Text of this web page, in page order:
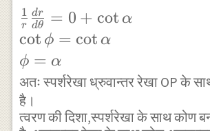
}\left( \cot
^{ 2 }{
\alpha } -1
\right) } \\
=\frac {
2\tan {
\alpha
} }\\
\log { r
} =\log
+\theta
\frac { 1
}{ r }
\frac {
dr }{
d\theta
}
r
1
dθ
dr = 0 + cot α
cot ϕ = cot α
ϕ = α
अतः स्पर्शरेखा ध्रुवान्तर रेखा OP के
है।
त्वरण की दिशा,स्पर्शरेखा के साथ कोण